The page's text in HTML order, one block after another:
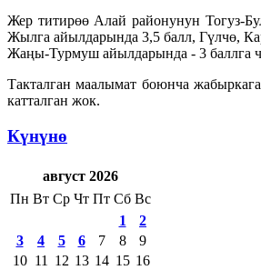
Жер титирөө Алай районунун Тогуз-
Жылга айылдарында 3,5 балл, Гүлчө,
Жаңы-Турмуш айылдарында - 3 баллга
Такталган маалымат боюнча
катталган жок.
Күнүнө
август 2026
Пн Вт Ср Чт Пт Сб Вс
1
2
3
4 5 6 7 8
9
10 11 12 13 14 15 16